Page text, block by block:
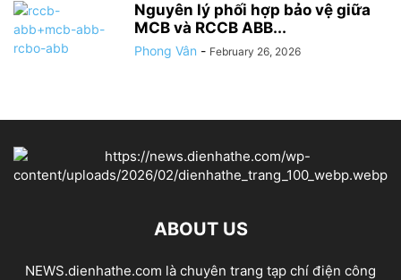
Nguyên lý phối hợp bảo vệ giữa
MCB và RCCB ABB...
Phong Vân - February 26, 2026
ABOUT US
NEWS.dienhathe.com là chuyên trang tạp chí điện công